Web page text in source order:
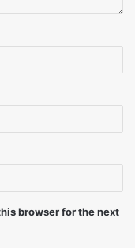
browser for the next